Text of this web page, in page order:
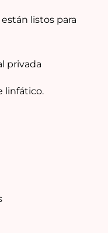
listos para
privada
linfático.